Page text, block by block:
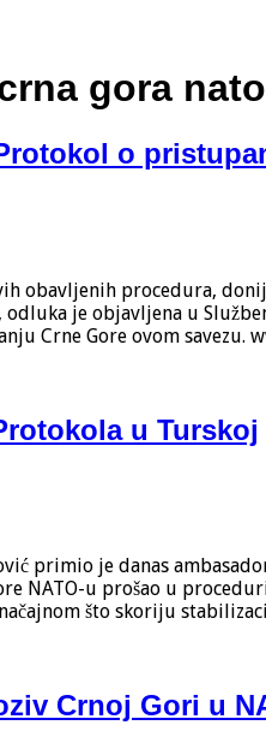
gora nato
o
obavljenih procedura,
je objavljena u
Crne Gore ovom savezu.
u Turskoj
primio je danas
NATO-u prošao u
što skoriju
Crnoj Gori u